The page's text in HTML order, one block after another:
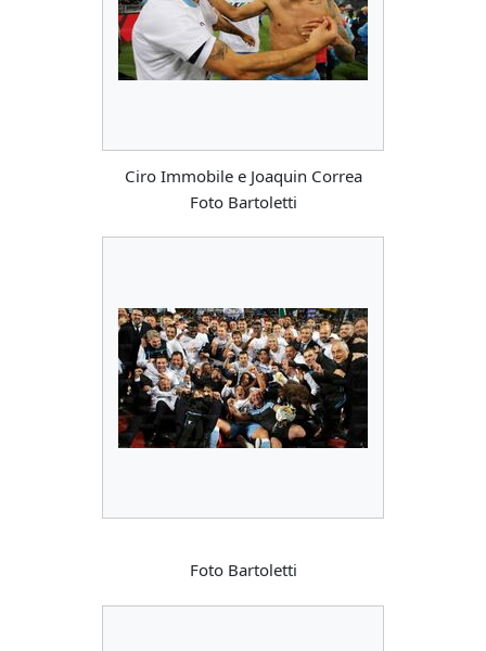
Ciro Immobile e Joaquin Correa
Foto Bartoletti
Foto Bartoletti